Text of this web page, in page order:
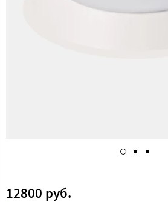
12800 руб.